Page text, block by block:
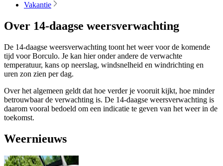
Vakantie
Over 14-daagse weersverwachting
De 14-daagse weersverwachting toont het weer voor de komende
tijd voor Borculo. Je kan hier onder andere de verwachte
temperatuur, kans op neerslag, windsnelheid en windrichting en
uren zon zien per dag.
Over het algemeen geldt dat hoe verder je vooruit kijkt, hoe minder
betrouwbaar de verwachting is. De 14-daagse weersverwachting is
daarom vooral bedoeld om een indicatie te geven van het weer in de
toekomst.
Weernieuws